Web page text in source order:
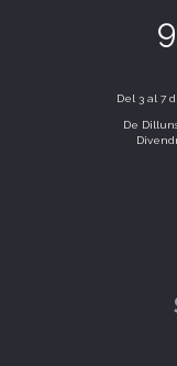
Del 3 al 7
De